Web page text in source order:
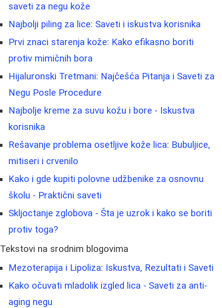
saveti za negu kože
Najbolji piling za lice: Saveti i iskustva korisnika
Prvi znaci starenja kože: Kako efikasno boriti
protiv mimičnih bora
Hijaluronski Tretmani: Najčešća Pitanja i Saveti za
Negu Posle Procedure
Najbolje kreme za suvu kožu i bore - Iskustva
korisnika
Rešavanje problema osetljive kože lica: Bubuljice,
mitiseri i crvenilo
Kako i gde kupiti polovne udžbenike za osnovnu
školu - Praktični saveti
Skljoctanje zglobova - Šta je uzrok i kako se boriti
protiv toga?
Tekstovi na srodnim blogovima
Mezoterapija i Lipoliza: Iskustva, Rezultati i Saveti
Kako očuvati mladolik izgled lica - Saveti za anti-
aging negu